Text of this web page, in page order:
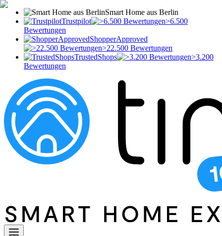
Smart Home aus Berlin
Trustpilot
>6.500
Bewertungen
ShopperApproved
>22.500 Bewertungen
TrustedShops
>3.200
Bewertungen